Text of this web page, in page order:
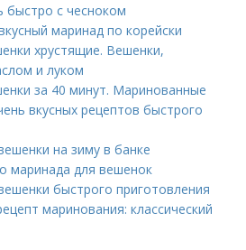
быстро с чесноком
маринад по корейски
хрустящие. Вешенки,
и луком
за 40 минут. Маринованные
вкусных рецептов быстрого
на зиму в банке
маринада для вешенок
быстрого приготовления
маринования: классический